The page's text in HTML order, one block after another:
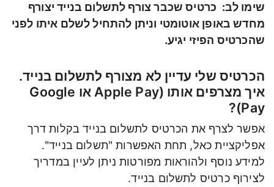
שימו לב: כרטיס שכבר צורף לתשלום בנייד יצורף
מחדש באופן אוטומטי וניתן להתחיל לשלם איתו לפני
שהכרטיס הפיזי יגיע.
הכרטיס שלי עדיין לא מצורף לתשלום בנייד.
איך מצרפים אותו (Apple Pay או Google
Pay)?
אפשר לצרף את הכרטיס לתשלום בנייד בקלות דרך
אפליקציית כאל, תחת האפשרות "תשלום בנייד".
למידע נוסף ולהוראות מפורטות ניתן לעיין במדריך
לצירוף כרטיס לתשלום בנייד.